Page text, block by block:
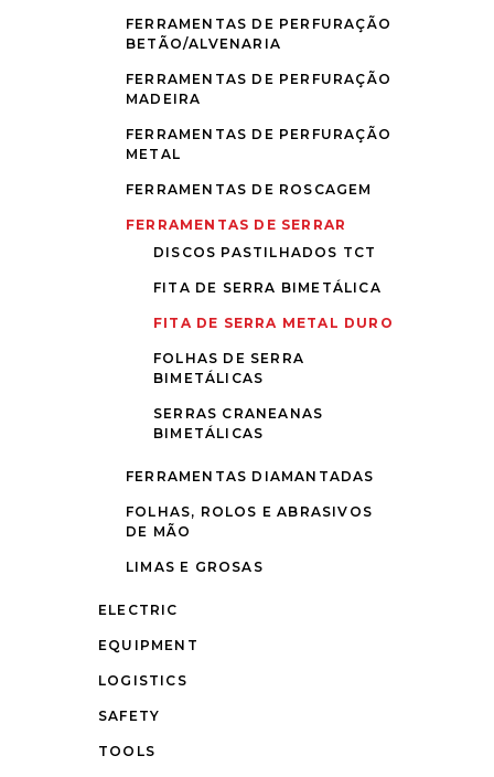
FERRAMENTAS DE PERFURAÇÃO
BETÃO/ALVENARIA
FERRAMENTAS DE PERFURAÇÃO
MADEIRA
FERRAMENTAS DE PERFURAÇÃO
METAL
FERRAMENTAS DE ROSCAGEM
FERRAMENTAS DE SERRAR
DISCOS PASTILHADOS TCT
FITA DE SERRA BIMETÁLICA
FITA DE SERRA METAL DURO
FOLHAS DE SERRA
BIMETÁLICAS
SERRAS CRANEANAS
BIMETÁLICAS
FERRAMENTAS DIAMANTADAS
FOLHAS, ROLOS E ABRASIVOS
DE MÃO
LIMAS E GROSAS
ELECTRIC
EQUIPMENT
LOGISTICS
SAFETY
TOOLS